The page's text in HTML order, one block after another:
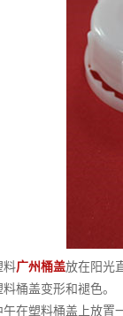
广州桶盖放在阳光
桶盖变形和褪色。
塑料桶盖上放置一